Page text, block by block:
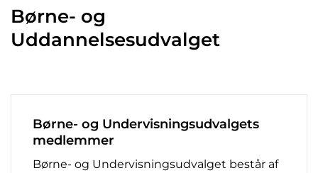
Børne- og
Uddannelsesudvalget
Børne- og Undervisningsudvalgets
medlemmer
Børne- og Undervisningsudvalget består af